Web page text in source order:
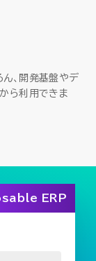
、開発基盤やデ
ら利用できま
ERP